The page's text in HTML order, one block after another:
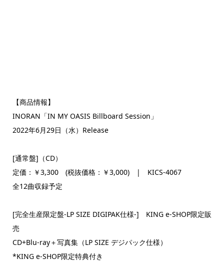
【商品情報】
INORAN「IN MY OASIS Billboard Session」
2022年6月29日（水）Release
[通常盤]（CD）
定価：￥3,300 (税抜価格：￥3,000) | KICS-4067
全12曲収録予定
[完全生産限定盤-LP SIZE DIGIPAK仕様-] KING e-SHOP限定販
売
CD+Blu-ray＋写真集（LP SIZE デジパック仕様）
*KING e-SHOP限定特典付き